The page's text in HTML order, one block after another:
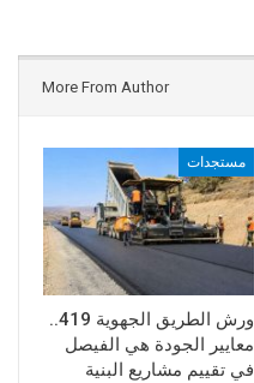
More From Author
مستجدات
ورش الطريق الجهوية 419..
معايير الجودة هي الفيصل
في تقييم مشاريع البنية